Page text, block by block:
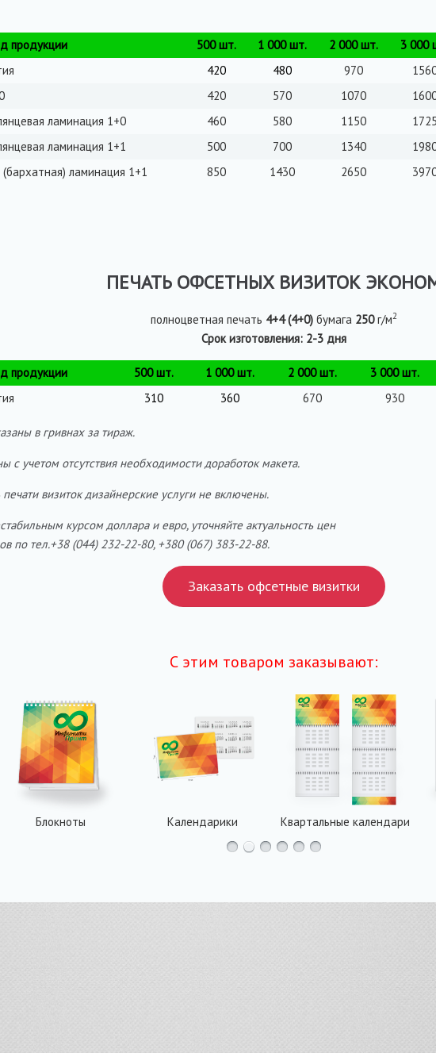
продукции 500 шт. 1 000 шт. 2 000 шт. 3 000
420 480 970
420 570 1070
ламинация 1+0
460 580 1150 1725
ламинация 1+1
500 700 1340
ламинация 1+1
850 1430 2650
ПЕЧАТЬ ОФСЕТНЫХ ВИЗИТОК
полноцветная печать 4+4 (4+0)бумага 250г/м2
Срок изготовления: 2-3 дня
продукции 500 шт. 1 000 шт. 2 000 шт. 3 000 шт.
310 360 670 930
в гривнах за тираж.
с учетом отсутствия необходимости доработок макета.
визиток дизайнерские услуги не включены.
курсом доллара и евро, уточняйте актуальность цен
по тел.+38 (044) 232-22-80, +380 (067) 383-22-88.
Заказать офсетные визитки
С этим товаром заказывают:
Блокноты Календарики Квартальные календари